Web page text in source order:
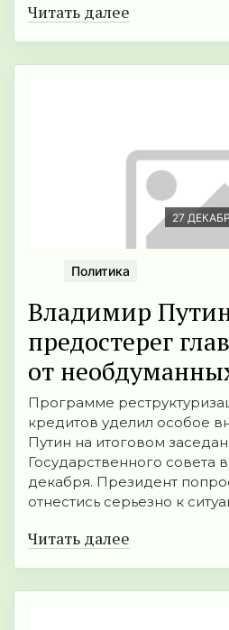
Читать далее
27
Политика
Владимир
предостерег
от
Программе
кредитов уделил особое
Путин на итоговом
Государственного совета
декабря. Президент
отнестись серьезно к
Читать далее